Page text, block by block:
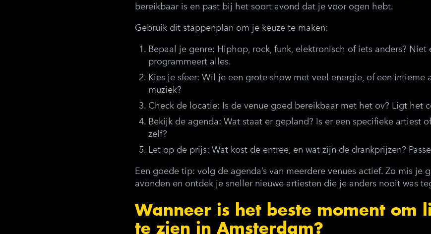
bereikbaar is en past bij het soort avond dat je voor ogen hebt.
Gebruik dit stappenplan om je keuze te maken:
Bepaal je genre: Hiphop, rock, funk, elektronisch of iets anders? Niet
programmeert alles.
Kies je sfeer: Wil je een grote show met veel energie, of een intieme
muziek?
Check de locatie: Is de venue goed bereikbaar met het ov? Ligt het
Bekijk de agenda: Wat staat er gepland? Is er een specifieke artiest
zelf?
Let op de prijs: Wat kost de entree, en wat zijn de drankprijzen?
Een goede tip: volg de agenda’s van meerdere venues actief. Zo mis je
avonden en ontdek je sneller nieuwe artiesten die je anders nooit was
Wanneer is het beste moment om
te zien in Amsterdam?